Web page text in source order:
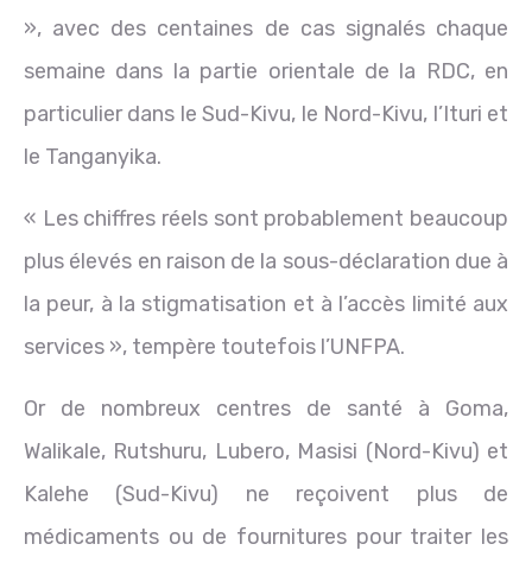
», avec des centaines de cas signalés chaque
semaine dans la partie orientale de la RDC, en
particulier dans le Sud-Kivu, le Nord-Kivu, l’Ituri et
le Tanganyika.
« Les chiffres réels sont probablement beaucoup
plus élevés en raison de la sous-déclaration due à
la peur, à la stigmatisation et à l’accès limité aux
services », tempère toutefois l’UNFPA.
Or de nombreux centres de santé à Goma,
Walikale, Rutshuru, Lubero, Masisi (Nord-Kivu) et
Kalehe (Sud-Kivu) ne reçoivent plus de
médicaments ou de fournitures pour traiter les